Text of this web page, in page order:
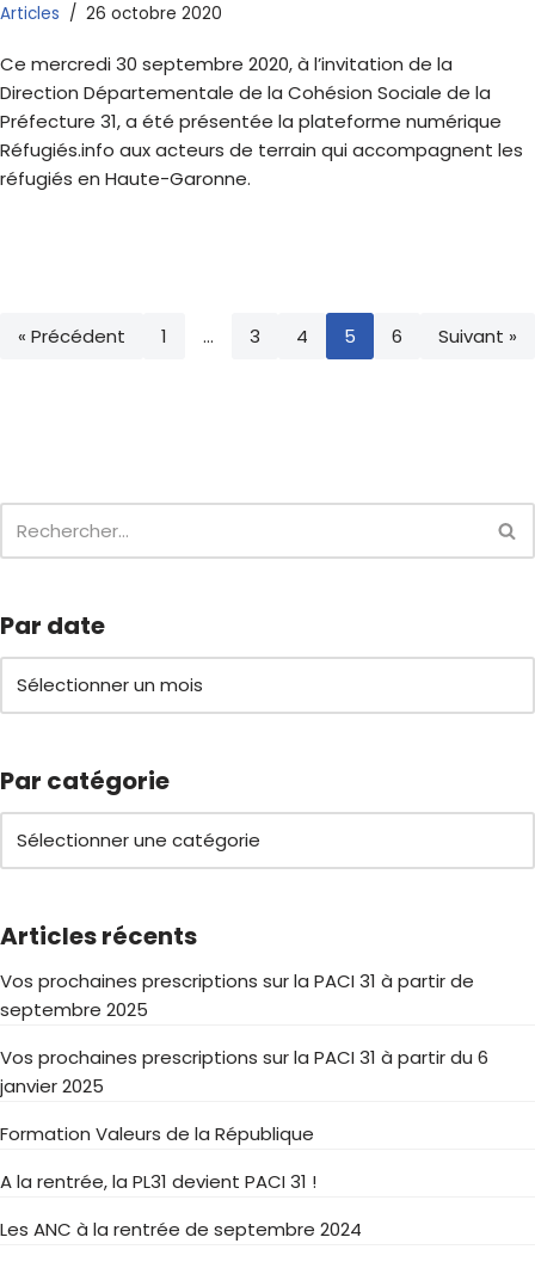
Articles 26 octobre 2020
Ce mercredi 30 septembre 2020, à l’invitation de la
Direction Départementale de la Cohésion Sociale de la
Préfecture 31, a été présentée la plateforme numérique
Réfugiés.info aux acteurs de terrain qui accompagnent les
réfugiés en Haute-Garonne.
« Précédent 1 … 3 4 5 6 Suivant »
Par date
Par catégorie
Articles récents
Vos prochaines prescriptions sur la PACI 31 à partir de
septembre 2025
Vos prochaines prescriptions sur la PACI 31 à partir du 6
janvier 2025
Formation Valeurs de la République
A la rentrée, la PL31 devient PACI 31 !
Les ANC à la rentrée de septembre 2024